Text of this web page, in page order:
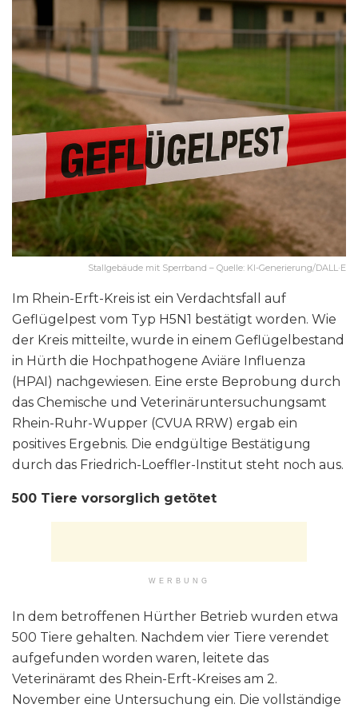
Stallgebäude mit Sperrband – Quelle: KI-Generierung/DALL·E
Im Rhein-Erft-Kreis ist ein Verdachtsfall auf
Geflügelpest vom Typ H5N1 bestätigt worden. Wie
der Kreis mitteilte, wurde in einem Geflügelbestand
in Hürth die Hochpathogene Aviäre Influenza
(HPAI) nachgewiesen. Eine erste Beprobung durch
das Chemische und Veterinäruntersuchungsamt
Rhein-Ruhr-Wupper (CVUA RRW) ergab ein
positives Ergebnis. Die endgültige Bestätigung
durch das Friedrich-Loeffler-Institut steht noch aus.
500 Tiere vorsorglich getötet
WERBUNG
In dem betroffenen Hürther Betrieb wurden etwa
500 Tiere gehalten. Nachdem vier Tiere verendet
aufgefunden worden waren, leitete das
Veterinäramt des Rhein-Erft-Kreises am 2.
November eine Untersuchung ein. Die vollständige